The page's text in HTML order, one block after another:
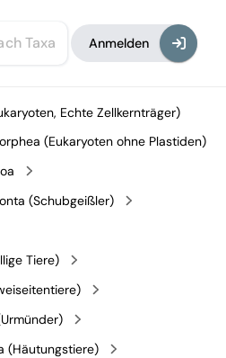
Anmelden
Echte Zellkernträger)
(Eukaryoten ohne Plastiden)
(Schubgeißler)
Tiere)
(Häutungstiere)